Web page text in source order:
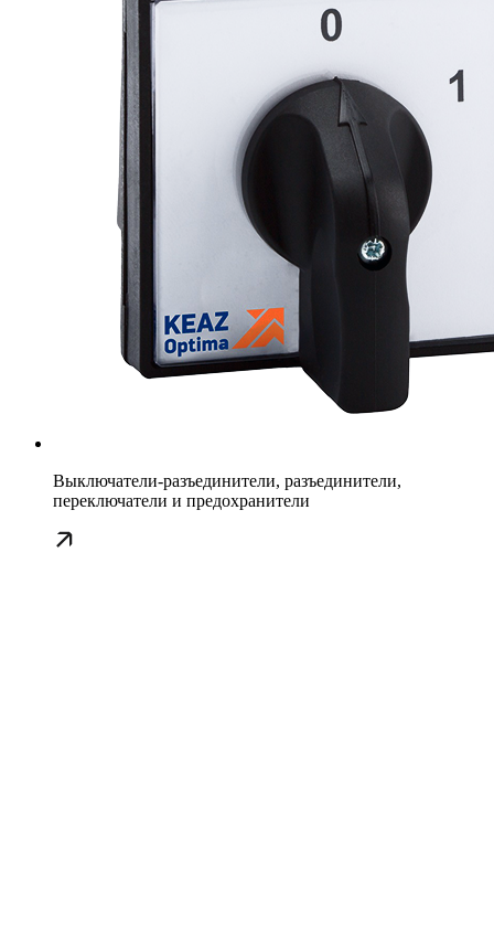
Выключатели-разъединители, разъединители,
переключатели и предохранители